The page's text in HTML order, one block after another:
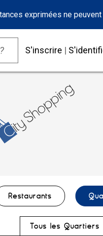
exprimées ne
S'inscrire |
Restaurants
Tous les Quartiers